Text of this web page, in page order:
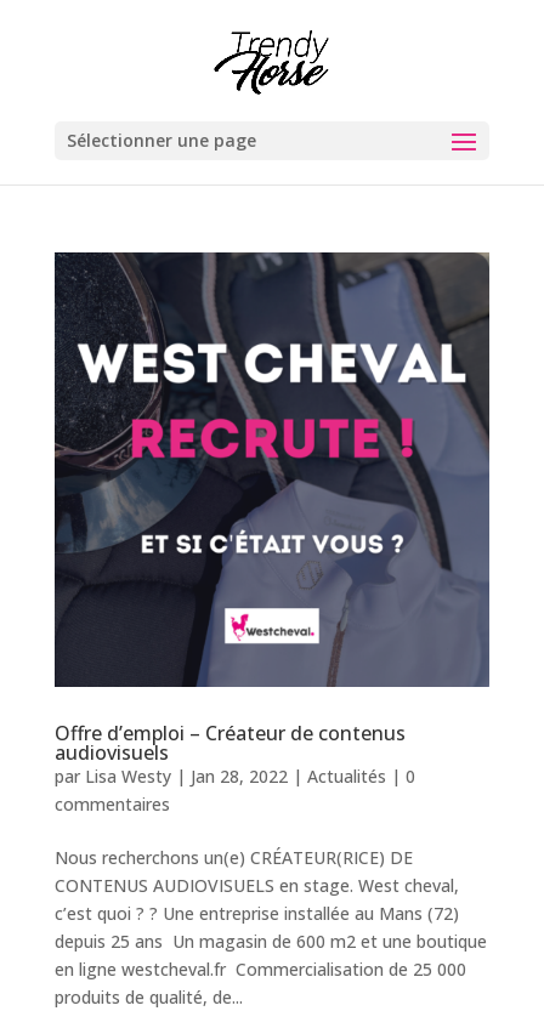
Sélectionner une page
Offre d’emploi – Créateur de contenus
audiovisuels
par Lisa Westy| Jan 28, 2022| Actualités | 0
commentaires
Nous recherchons un(e) CRÉATEUR(RICE) DE
CONTENUS AUDIOVISUELS en stage. West cheval,
c’est quoi ? ? Une entreprise installée au Mans (72)
depuis 25 ans Un magasin de 600 m2 et une boutique
en ligne westcheval.fr Commercialisation de 25 000
produits de qualité, de...